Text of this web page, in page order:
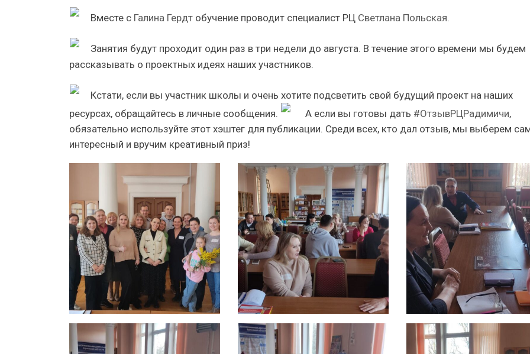
Вместе с Галина Гердт обучение проводит специалист РЦ Светлана Польская.
Занятия будут проходит один раз в три недели до августа. В течение этого времени мы будем
рассказывать о проектных идеях наших участников.
Кстати, если вы участник школы и очень хотите подсветить свой будущий проект на наших
ресурсах, обращайтесь в личные сообщения.
А если вы готовы дать #ОтзывРЦРадимичи,
обязательно используйте этот хэштег для публикации. Среди всех, кто дал отзыв, мы выберем
интересный и вручим креативный приз!